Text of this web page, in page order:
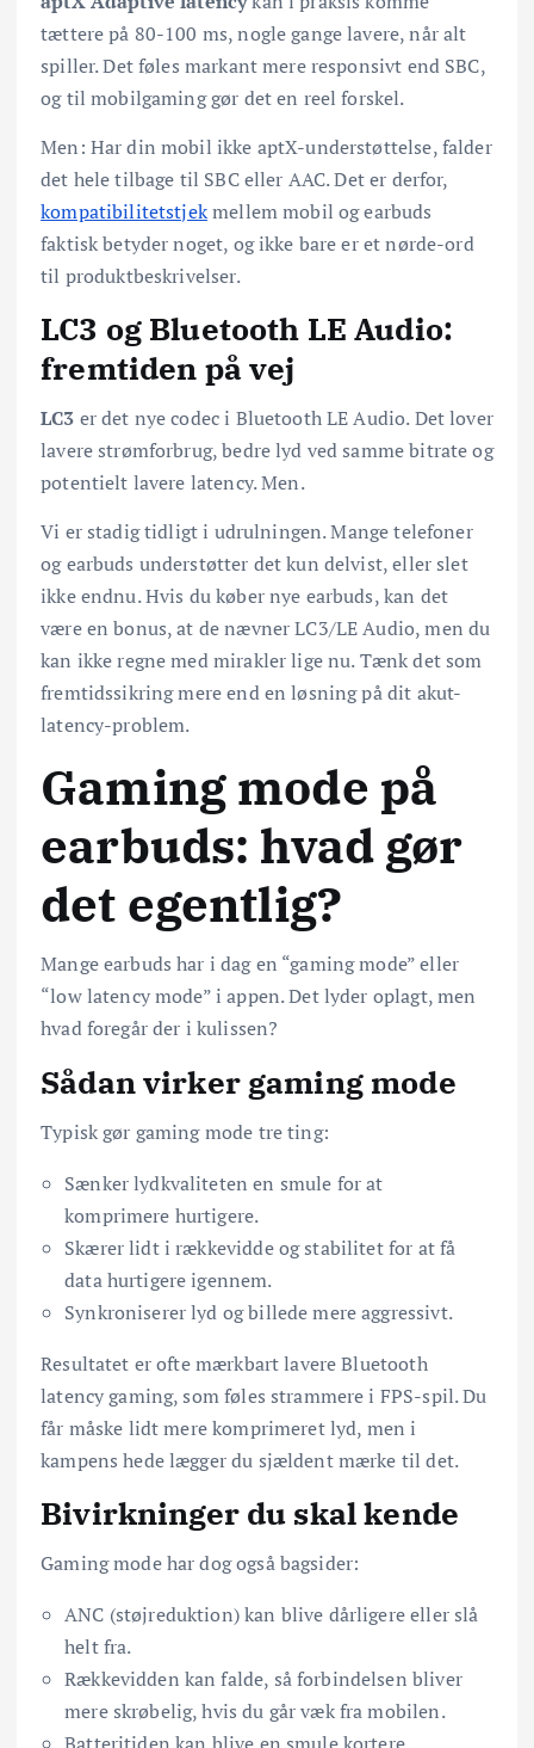
tættere på 80-100 ms, nogle gange lavere, når alt
spiller. Det føles markant mere responsivt end SBC,
og til mobilgaming gør det en reel forskel.
Men: Har din mobil ikke aptX-understøttelse, falder
det hele tilbage til SBC eller AAC. Det er derfor,
kompatibilitetstjekmellem mobil og earbuds
faktisk betyder noget, og ikke bare er et nørde-ord
til produktbeskrivelser.
LC3 og Bluetooth LE Audio:
fremtiden på vej
LC3 er det nye codec i Bluetooth LE Audio. Det lover
lavere strømforbrug, bedre lyd ved samme bitrate og
potentielt lavere latency. Men.
Vi er stadig tidligt i udrulningen. Mange telefoner
og earbuds understøtter det kun delvist, eller slet
ikke endnu. Hvis du køber nye earbuds, kan det
være en bonus, at de nævner LC3/LE Audio, men du
kan ikke regne med mirakler lige nu. Tænk det som
fremtidssikring mere end en løsning på dit akut-
latency-problem.
Gaming mode på
earbuds: hvad gør
det egentlig?
Mange earbuds har i dag en “gaming mode” eller
“low latency mode” i appen. Det lyder oplagt, men
hvad foregår der i kulissen?
Sådan virker gaming mode
Typisk gør gaming mode tre ting:
Sænker lydkvaliteten en smule for at
komprimere hurtigere.
Skærer lidt i rækkevidde og stabilitet for at få
data hurtigere igennem.
Synkroniserer lyd og billede mere aggressivt.
Resultatet er ofte mærkbart lavere Bluetooth
latency gaming, som føles strammere i FPS-spil. Du
får måske lidt mere komprimeret lyd, men i
kampens hede lægger du sjældent mærke til det.
Bivirkninger du skal kende
Gaming mode har dog også bagsider:
ANC (støjreduktion) kan blive dårligere eller slå
helt fra.
Rækkevidden kan falde, så forbindelsen bliver
mere skrøbelig, hvis du går væk fra mobilen.